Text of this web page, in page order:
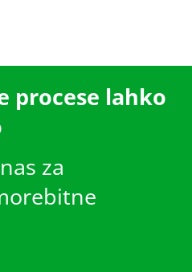
procese lahko
za